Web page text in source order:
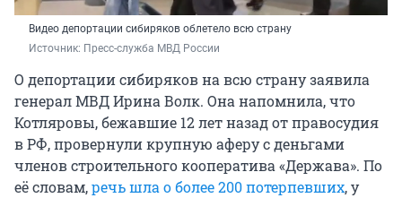
Видео депортации сибиряков облетело всю страну
Источник: Пресс-служба МВД России
О депортации сибиряков на всю страну заявила
генерал МВД Ирина Волк. Она напомнила, что
Котляровы, бежавшие 12 лет назад от правосудия
в РФ, провернули крупную аферу с деньгами
членов строительного кооператива «Держава». По
её словам,речь шла о более 200 потерпевших, у